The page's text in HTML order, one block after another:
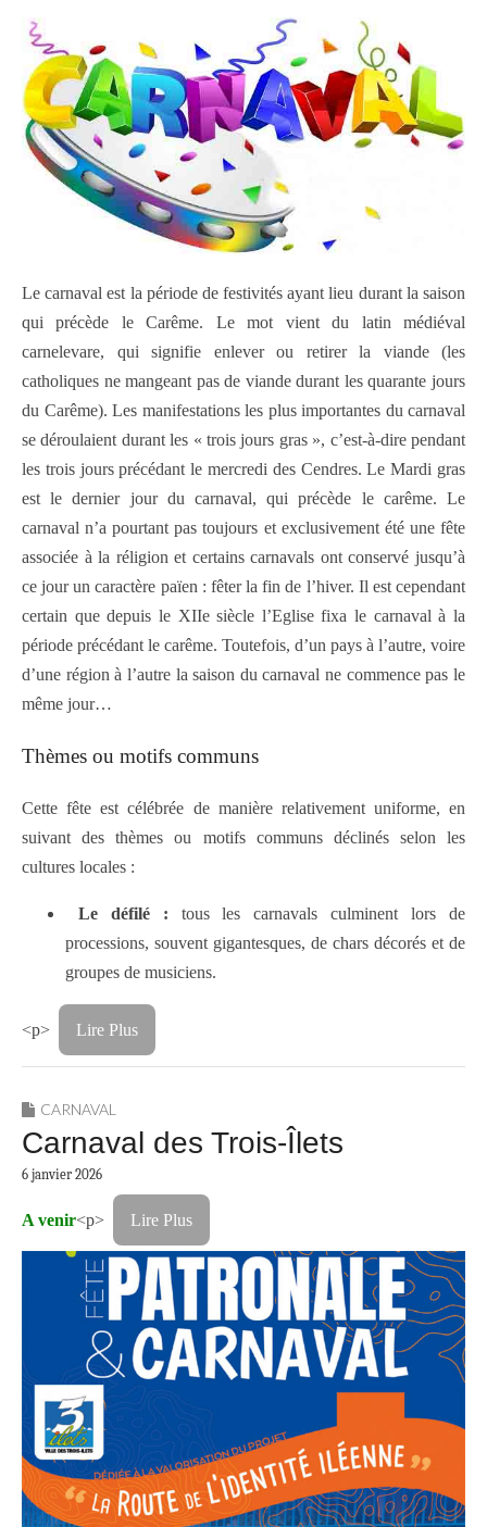
Le carnaval est la période de festivités ayant lieu durant la saison
qui précède le Carême. Le mot vient du latin médiéval
carnelevare, qui signifie enlever ou retirer la viande (les
catholiques ne mangeant pas de viande durant les quarante jours
du Carême). Les manifestations les plus importantes du carnaval
se déroulaient durant les « trois jours gras », c’est-à-dire pendant
les trois jours précédant le mercredi des Cendres. Le Mardi gras
est le dernier jour du carnaval, qui précède le carême. Le
carnaval n’a pourtant pas toujours et exclusivement été une fête
associée à la réligion et certains carnavals ont conservé jusqu’à
ce jour un caractère païen : fêter la fin de l’hiver. Il est cependant
certain que depuis le XIIe siècle l’Eglise fixa le carnaval à la
période précédant le carême. Toutefois, d’un pays à l’autre, voire
d’une région à l’autre la saison du carnaval ne commence pas le
même jour…
Thèmes ou motifs communs
Cette fête est célébrée de manière relativement uniforme, en
suivant des thèmes ou motifs communs déclinés selon les
cultures locales :
Le défilé : tous les carnavals culminent lors de
processions, souvent gigantesques, de chars décorés et de
groupes de musiciens.
<p> Lire Plus
CARNAVAL
Carnaval des Trois-Îlets
6 janvier 2026
A venir<p> Lire Plus